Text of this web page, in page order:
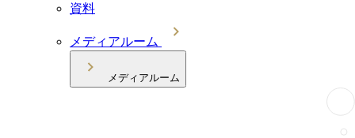
資料
メディアルーム
メディアルーム